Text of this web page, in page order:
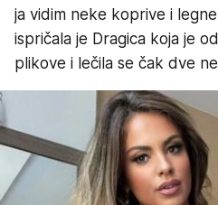
ja vidim neke koprive i
ispričala je Dragica koja je
plikove i lečila se čak dve